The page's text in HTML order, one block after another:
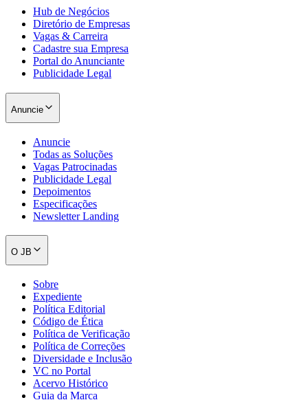
Hub de Negócios
Diretório de Empresas
Vagas & Carreira
Cadastre sua Empresa
Portal do Anunciante
Publicidade Legal
Anuncie
Anuncie
Todas as Soluções
Vagas Patrocinadas
Publicidade Legal
Depoimentos
Especificações
Newsletter Landing
O JB
Sobre
Expediente
Política Editorial
Código de Ética
Política de Verificação
Política de Correções
Diversidade e Inclusão
VC no Portal
Acervo Histórico
Guia da Marca